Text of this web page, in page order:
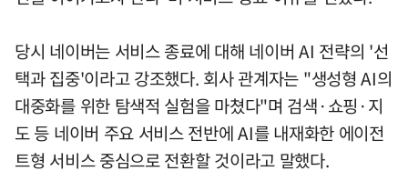
당시 네이버는 서비스 종료에 대해 네이버 AI 전략의 '선
택과 집중'이라고 강조했다. 회사 관계자는 "생성형 AI의
대중화를 위한 탐색적 실험을 마쳤다"며 검색·쇼핑·지
도 등 네이버 주요 서비스 전반에 AI를 내재화한 에이전
트형 서비스 중심으로 전환할 것이라고 말했다.